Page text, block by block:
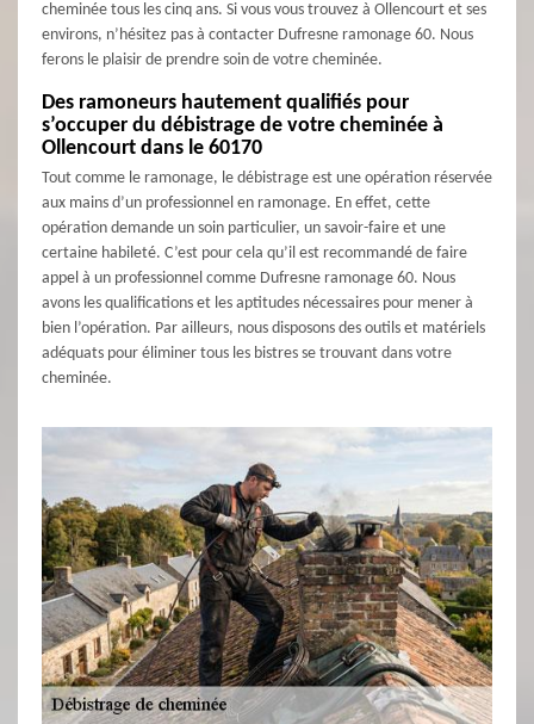
cheminée tous les cinq ans. Si vous vous trouvez à Ollencourt et ses
environs, n’hésitez pas à contacter Dufresne ramonage 60. Nous
ferons le plaisir de prendre soin de votre cheminée.
Des ramoneurs hautement qualifiés pour
s’occuper du débistrage de votre cheminée à
Ollencourt dans le 60170
Tout comme le ramonage, le débistrage est une opération réservée
aux mains d’un professionnel en ramonage. En effet, cette
opération demande un soin particulier, un savoir-faire et une
certaine habileté. C’est pour cela qu’il est recommandé de faire
appel à un professionnel comme Dufresne ramonage 60. Nous
avons les qualifications et les aptitudes nécessaires pour mener à
bien l’opération. Par ailleurs, nous disposons des outils et matériels
adéquats pour éliminer tous les bistres se trouvant dans votre
cheminée.